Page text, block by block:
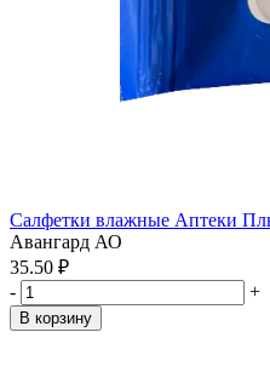
Салфетки влажные Аптеки
Авангард АО
35.50 ₽
-
+
В корзину